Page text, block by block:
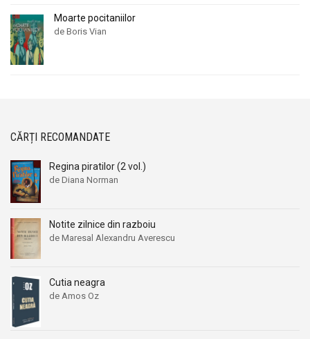
Moarte pocitaniilor
de Boris Vian
CĂRȚI RECOMANDATE
Regina piratilor (2 vol.)
de Diana Norman
Notite zilnice din razboiu
de Maresal Alexandru Averescu
Cutia neagra
de Amos Oz